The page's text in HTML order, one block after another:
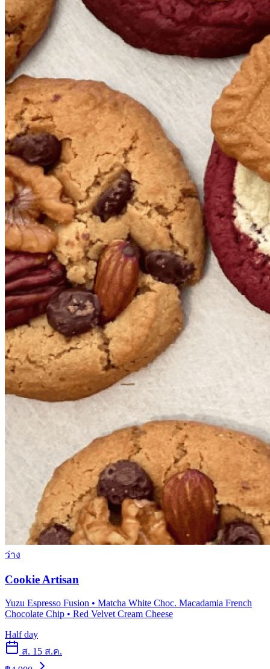
ว่าง
Cookie Artisan
Yuzu Espresso Fusion • Matcha White Choc. Macadamia French
Chocolate Chip • Red Velvet Cream Cheese
Half day
ส. 15 ส.ค.